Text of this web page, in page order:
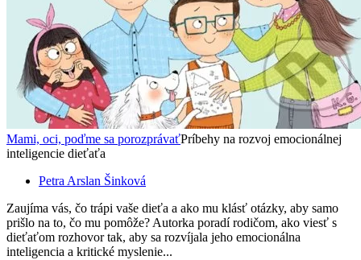
Mami, oci, poďme sa porozprávaťPríbehy na rozvoj emocionálnej
inteligencie dieťaťa
Petra Arslan Šinková
Zaujíma vás, čo trápi vaše dieťa a ako mu klásť otázky, aby samo
prišlo na to, čo mu pomôže? Autorka poradí rodičom, ako viesť s
dieťaťom rozhovor tak, aby sa rozvíjala jeho emocionálna
inteligencia a kritické myslenie...